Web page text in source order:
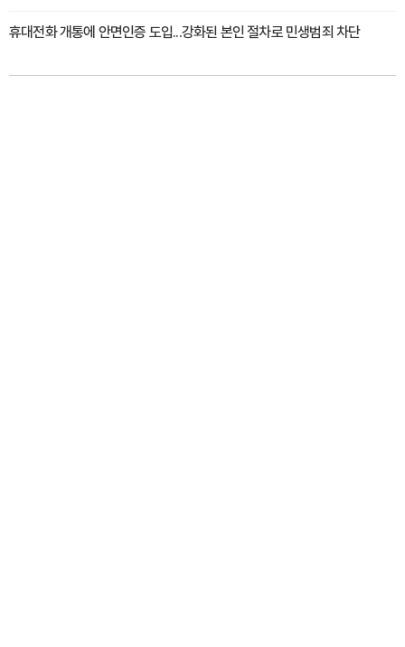
휴대전화 개통에 안면인증 도입...강화된 본인 절차로 민생범죄 차단